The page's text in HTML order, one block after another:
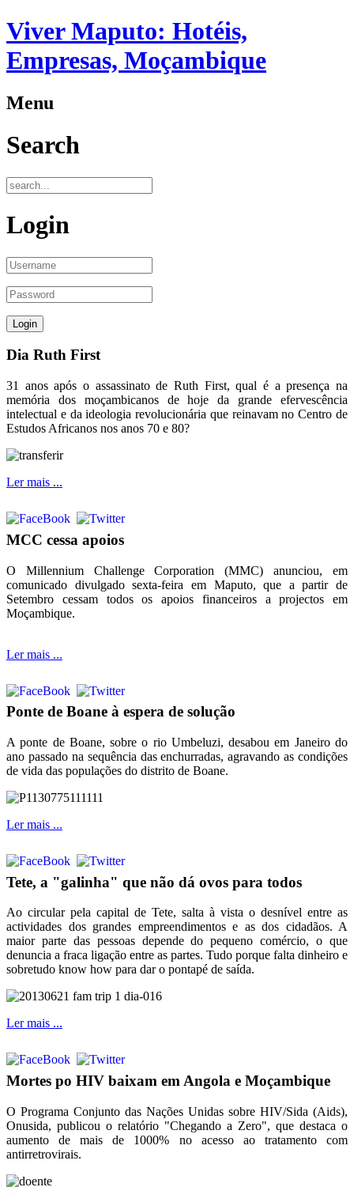
Viver Maputo: Hotéis,
Empresas, Moçambique
Menu
Search
Login
Dia Ruth First
31 anos após o assassinato de Ruth First, qual é a presença na
memória dos moçambicanos de hoje da grande efervescência
intelectual e da ideologia revolucionária que reinavam no Centro de
Estudos Africanos nos anos 70 e 80?
Ler mais ...
MCC cessa apoios
O Millennium Challenge Corporation (MMC) anunciou, em
comunicado divulgado sexta-feira em Maputo, que a partir de
Setembro cessam todos os apoios financeiros a projectos em
Moçambique.
Ler mais ...
Ponte de Boane à espera de solução
A ponte de Boane, sobre o rio Umbeluzi, desabou em Janeiro do
ano passado na sequência das enchurradas, agravando as condições
de vida das populações do distrito de Boane.
Ler mais ...
Tete, a "galinha" que não dá ovos para todos
Ao circular pela capital de Tete, salta à vista o desnível entre as
actividades dos grandes empreendimentos e as dos cidadãos. A
maior parte das pessoas depende do pequeno comércio, o que
denuncia a fraca ligação entre as partes. Tudo porque falta dinheiro e
sobretudo know how para dar o pontapé de saída.
Ler mais ...
Mortes po HIV baixam em Angola e Moçambique
O Programa Conjunto das Nações Unidas sobre HIV/Sida (Aids),
Onusida, publicou o relatório "Chegando a Zero", que destaca o
aumento de mais de 1000% no acesso ao tratamento com
antirretrovirais.